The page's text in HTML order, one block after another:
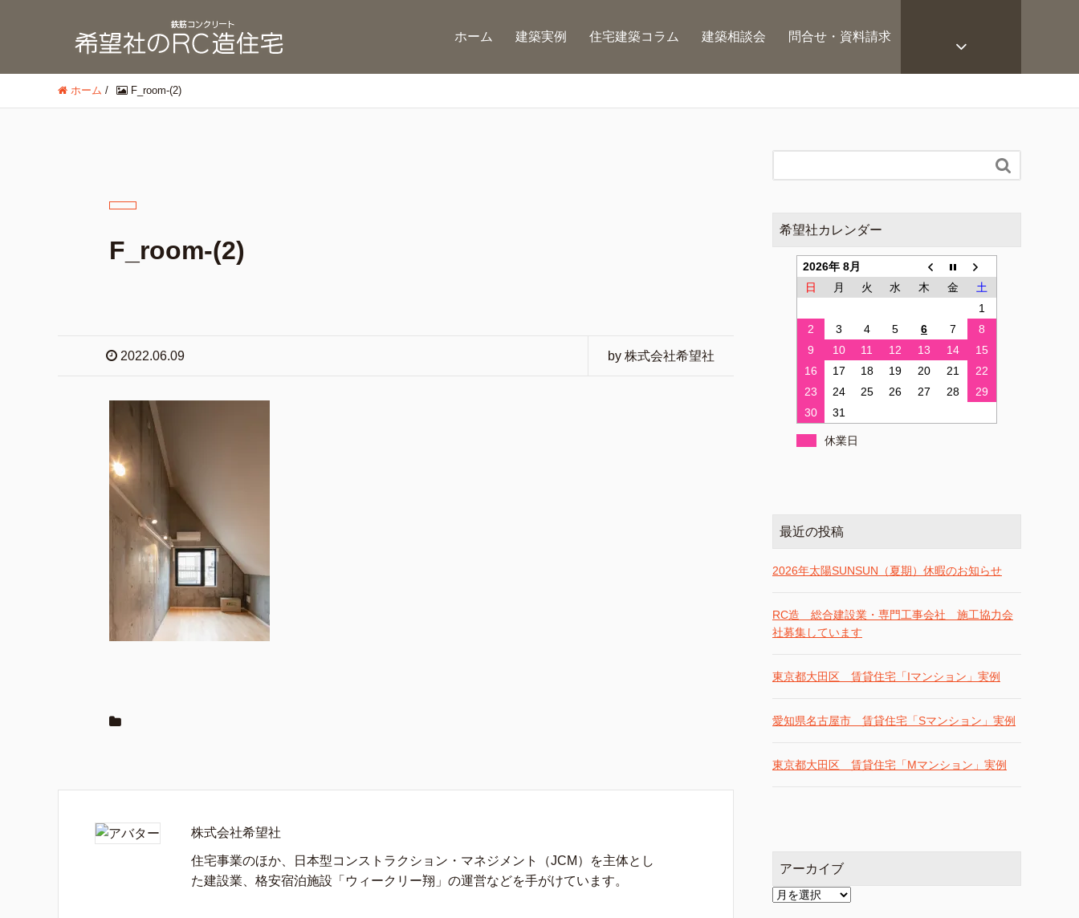
ホーム 建築実例 住宅建築コラム 建築相談会 問合せ・資料請求
ホーム / F_room-(2)
F_room-(2)
2022.06.09 by 株式会社希望社
株式会社希望社
住宅事業のほか、日本型コンストラクション・マネジメント（JCM）を主体とし
た建設業、格安宿泊施設「ウィークリー翔」の運営などを手がけています。

希望社カレンダー
2026年 8月
日
月 火 水 木 金
土
1
2
3 4 5 6 7
8
9
10 11 12 13 14
15
16
17 18 19 20 21
22
23
24 25 26 27 28
29
30
31
休業日
最近の投稿
2026年太陽SUNSUN（夏期）休暇のお知らせ
RC造 総合建設業・専門工事会社 施工協力会
社募集しています
東京都大田区 賃貸住宅「Iマンション」実例
愛知県名古屋市 賃貸住宅「Sマンション」実例
東京都大田区 賃貸住宅「Mマンション」実例
アーカイブ
ア